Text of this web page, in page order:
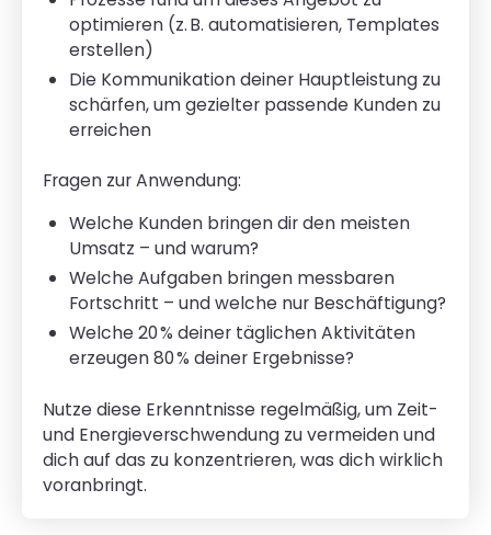
optimieren (z. B. automatisieren, Templates
erstellen)
Die Kommunikation deiner Hauptleistung zu
schärfen, um gezielter passende Kunden zu
erreichen
Fragen zur Anwendung:
Welche Kunden bringen dir den meisten
Umsatz – und warum?
Welche Aufgaben bringen messbaren
Fortschritt – und welche nur Beschäftigung?
Welche 20 % deiner täglichen Aktivitäten
erzeugen 80 % deiner Ergebnisse?
Nutze diese Erkenntnisse regelmäßig, um Zeit-
und Energieverschwendung zu vermeiden und
dich auf das zu konzentrieren, was dich wirklich
voranbringt.